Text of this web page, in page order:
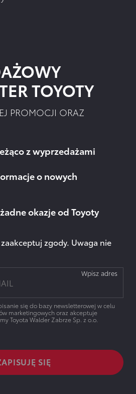
TOYOTY
PROMOCJI ORAZ
z wyprzedażami
o nowych
okazje od Toyoty
zgody. Uwaga nie
Wpisz adres
się do bazy newsletterowej w celu
marketingowych oraz akceptuje
Toyota Walder Zabrze Sp. z o.o.